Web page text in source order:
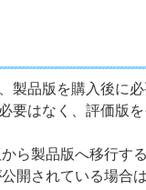
製品版を購入後に
要はなく、評価版
ら製品版へ移行す
開されている場合